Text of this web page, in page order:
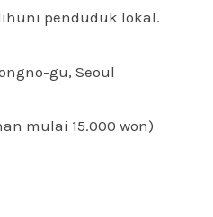
penduduk lokal.
gu, Seoul
mulai 15.000 won)